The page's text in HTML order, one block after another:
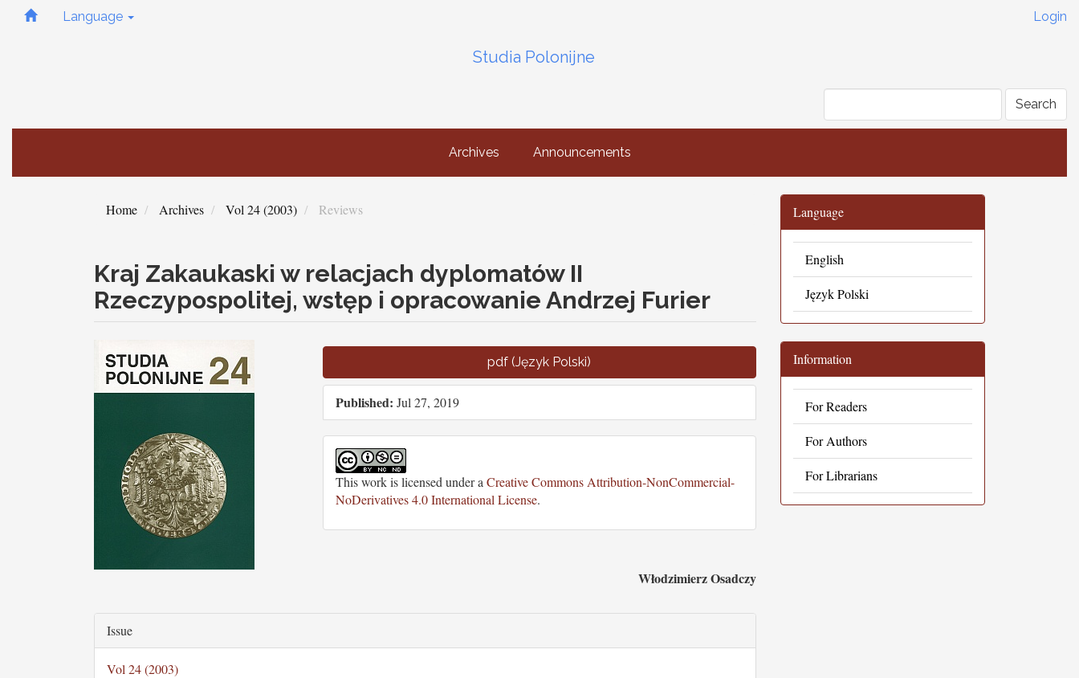
Quick
Main
Language Login
Studia Polonijne
Search
Archives Announcements
Home Archives Vol 24 (2003) Reviews
Kraj Zakaukaski w relacjach dyplomatów II
Rzeczypospolitej, wstęp i opracowanie Andrzej Furier
Article
Sidebar
pdf (Język Polski)
Published: Jul 27, 2019
This work is licensed under a Creative Commons Attribution-NonCommercial-
NoDerivatives 4.0 International License.
Article
Content
Włodzimierz Osadczy
Article
Details
Issue
Vol 24 (2003)
Language
English
Język Polski
Information
For Readers
For Authors
For Librarians